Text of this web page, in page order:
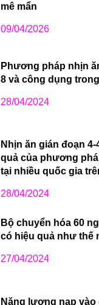
mê mẩn
09/04/2026
Phương pháp nhịn
8 và công dụng
28/04/2024
Nhịn ăn gián đoạn 4-
quả của phương
tại nhiều quốc gia
28/04/2024
Bộ chuyển hóa 60
có hiệu quả như thế
27/04/2024
Năng lượng nạp vào